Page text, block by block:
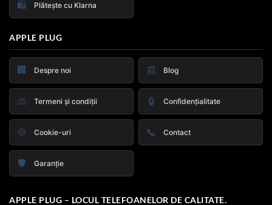
🛍️ Plătește cu Klarna
APPLE PLUG
🏢 Despre noi 📰 Blog
⚖️ Termeni și condiții 🔒 Confidențialitate
🍪 Cookie-uri 📞 Contact
🛡️ Garanție
APPLE PLUG – LOCUL TELEFOANELOR DE CALITATE.